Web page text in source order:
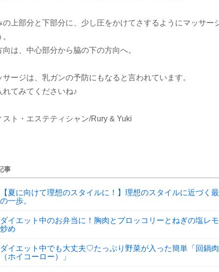
の上部分と下部分に、少し圧をかけてさするようにマッサー
は、中心部分から脇の下の方向へ。
ージは、乳ガンの予防にもなると言われています。
れてみてくださいね♪
スト・エステティシャン/Rury & Yuki
事
【夏に向けて理想のスタイルに！】理想のスタイルに近づく
の一歩。
ダイエット中のお弁当に！胸肉とブロッコリーとねぎの塩レ
炒め
ダイエット中でも大丈夫♡たっぷり野菜が入った簡単「回鍋肉
（ホイコーロー）」